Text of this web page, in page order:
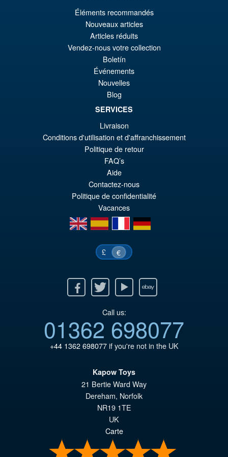
S.H.MonsterArts Godzilla 2003
Tokyo SOS Action Figure
VORBESTELLUNGEN
Éléments recommandés
Nouveaux articles
Articles réduits
Vendez-nous votre collection
Boletín
Événements
Nouvelles
Blog
SERVICES
Livraison
Conditions d'utilisation et d'affranchissement
Politique de retour
FAQ’s
Aide
Contactez-nous
Politique de confidentialité
Vacances
en
es fr de
£ €
Twitter Youtube Ebay
Call us:
01362 698077
+44 1362 698077if you're not in the UK
Kapow Toys
21 Bertie Ward Way
Dereham, Norfolk
NR19 1TE
UK
Carte